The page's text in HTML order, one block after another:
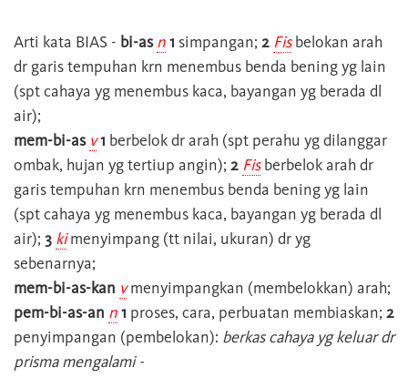
Arti kata BIAS - bi-as n1 simpangan; 2 Fisbelokan arah
dr garis tempuhan krn menembus benda bening yg lain
(spt cahaya yg menembus kaca, bayangan yg berada dl
air);
mem-bi-as v1 berbelok dr arah (spt perahu yg dilanggar
ombak, hujan yg tertiup angin); 2 Fisberbelok arah dr
garis tempuhan krn menembus benda bening yg lain
(spt cahaya yg menembus kaca, bayangan yg berada dl
air); 3 kimenyimpang (tt nilai, ukuran) dr yg
sebenarnya;
mem-bi-as-kan vmenyimpangkan (membelokkan) arah;
pem-bi-as-an n1 proses, cara, perbuatan membiaskan; 2
penyimpangan (pembelokan): berkas cahaya yg keluar dr
prisma mengalami -